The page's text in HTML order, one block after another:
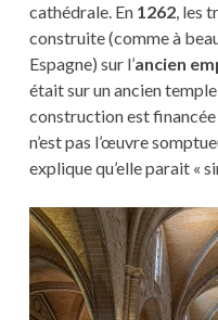
cathédrale. En 1262, les
construite (comme à
Espagne) sur l’ancien
était sur un ancien
construction est
n’est pas l’œuvre
explique qu’elle parait «